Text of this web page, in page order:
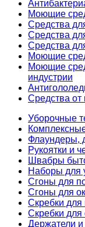
Моющие
Средства
Средства
Средства
Моющие
Моющие
индустрии
Средства от
Уборочные
Флаундеры,
Рукоятки и
Швабры
Наборы для
Сгоны для
Сгоны для
Скребки для
Скребки для
Держатели